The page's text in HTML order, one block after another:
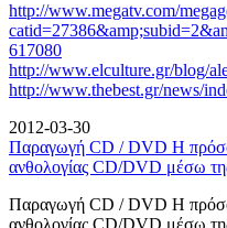
http://www.megatv.com/
617080
http://www.elculture.gr/blog/
http://www.thebest.gr/news/
2012-03-30
Παραγωγή CD / DVD Η
ανθολογίας CD/DVD μέσω
Παραγωγή CD / DVD Η